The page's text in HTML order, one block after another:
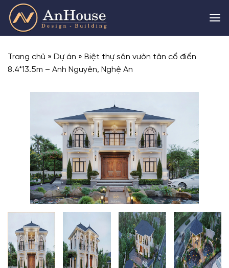
Skip
content
Trang chủ » Dự án » Biệt thự sân vườn tân cổ điển
8.4*13.5m – Anh Nguyên, Nghệ An